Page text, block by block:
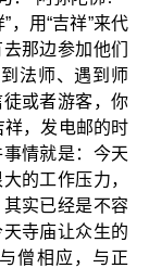
，用“吉祥”来代
那边参加他们
法师、遇到师
或者游客，你
祥，发电邮的时
情就是：今天
的工作压力，
实已经是不容
寺庙让众生的
僧相应，与正